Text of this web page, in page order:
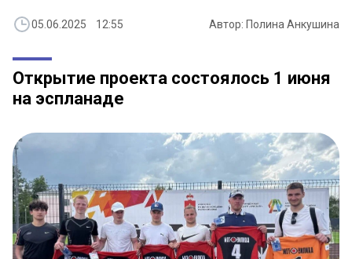
05.06.2025 12:55 Автор: Полина Анкушина
Открытие проекта состоялось 1 июня
на эспланаде